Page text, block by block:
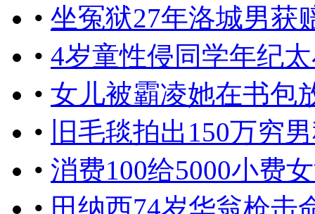
• 坐冤狱27年洛城男获
• 4岁童性侵同学年纪
• 女儿被霸凌她在书包
•
旧毛毯拍出150万穷
• 消费100给5000小费
• 田纳西74岁华翁枪击